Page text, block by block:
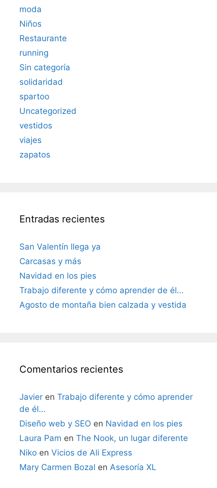
moda
Niños
Restaurante
running
Sin categoría
solidaridad
spartoo
Uncategorized
vestidos
viajes
zapatos
Entradas recientes
San Valentín llega ya
Carcasas y más
Navidad en los pies
Trabajo diferente y cómo aprender de él…
Agosto de montaña bien calzada y vestida
Comentarios recientes
Javier en Trabajo diferente y cómo aprender
de él…
Diseño web y SEO en Navidad en los pies
Laura Pam en The Nook, un lugar diferente
Niko en Vicios de Ali Express
Mary Carmen Bozal en Asesoría XL